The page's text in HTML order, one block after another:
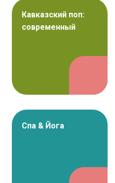
Кавказский поп:
современный
Спа & Йога